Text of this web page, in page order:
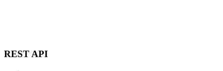
REST API